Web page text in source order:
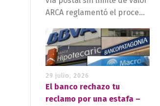
ARCA reglamentó el proce...
29 julio, 2026
El banco rechazo tu
reclamo por una estafa –